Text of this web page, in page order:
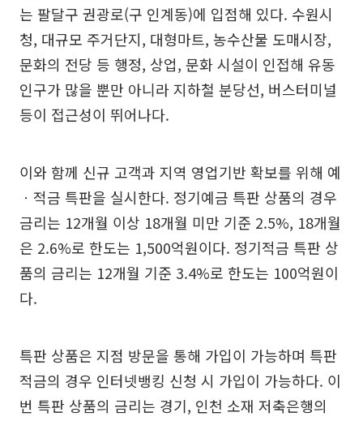
는 팔달구 권광로(구 인계동)에 입점해 있다. 수원시
청, 대규모 주거단지, 대형마트, 농수산물 도매시장,
문화의 전당 등 행정, 상업, 문화 시설이 인접해 유동
인구가 많을 뿐만 아니라 지하철 분당선, 버스터미널
등이 접근성이 뛰어나다.
이와 함께 신규 고객과 지역 영업기반 확보를 위해 예
ㆍ적금 특판을 실시한다. 정기예금 특판 상품의 경우
금리는 12개월 이상 18개월 미만 기준 2.5%, 18개월
은 2.6%로 한도는 1,500억원이다. 정기적금 특판 상
품의 금리는 12개월 기준 3.4%로 한도는 100억원이
다.
특판 상품은 지점 방문을 통해 가입이 가능하며 특판
적금의 경우 인터넷뱅킹 신청 시 가입이 가능하다. 이
번 특판 상품의 금리는 경기, 인천 소재 저축은행의